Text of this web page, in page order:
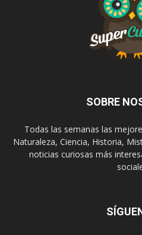
SOBRE
Todas las semanas las
Naturaleza, Ciencia, Historia,
noticias curiosas más